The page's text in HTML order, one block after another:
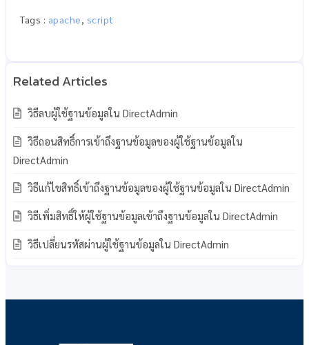
Tags : apache, script
วิธีลบผู้ใช้ฐานข้อมูลใน DirectAdmin
วิธีถอนสิทธิ์การเข้าถึงฐานข้อมูลของผู้ใช้ฐานข้อมูลใน
DirectAdmin
วิธีแก้ไขสิทธิ์เข้าถึงฐานข้อมูลของผู้ใช้ฐานข้อมูลใน DirectAdmin
วิธีเพิ่มสิทธิ์ให้ผู้ใช้ฐานข้อมูลเข้าถึงฐานข้อมูลใน DirectAdmin
วิธีเปลี่ยนรหัสผ่านผู้ใช้ฐานข้อมูลใน DirectAdmin